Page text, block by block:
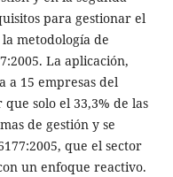
para gestionar el
metodología de
La aplicación,
a 15 empresas del
solo el 33,3% de las
de gestión y se
que el sector
un enfoque reactivo.